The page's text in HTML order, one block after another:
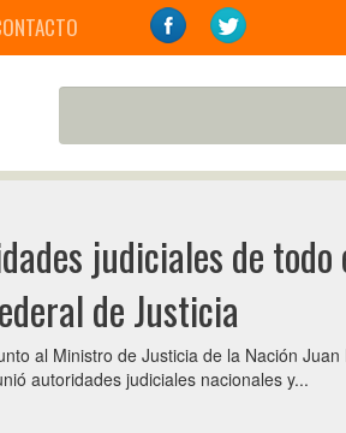
judiciales de todo
de Justicia
al Ministro de Justicia de la Nación Juan
autoridades judiciales nacionales y...